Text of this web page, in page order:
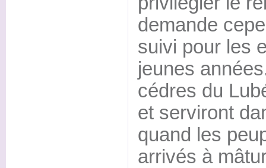
demande
suivi pour les
jeunes
cédres du
et serviront
quand les
arrivés à